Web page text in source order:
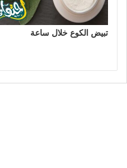
تبيض الكوع خلال ساعة